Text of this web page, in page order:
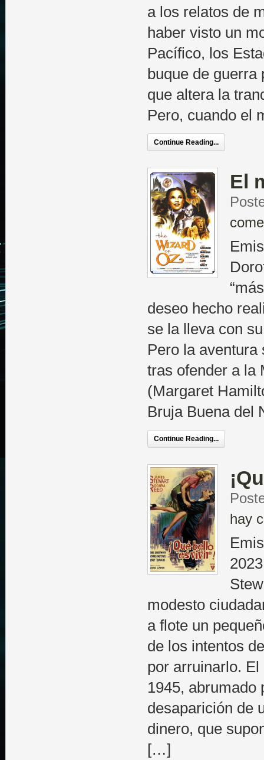
a los relatos de
haber visto un
Pacífico, los
buque de
que altera la
Pero, cuando el
Continue Reading...
El
deseo hecho
se la lleva con
Pero la aventura
tras ofender a la
(Margaret
Bruja Buena del
Continue Reading...
hay
modesto
a flote un
de los intentos
por arruinarlo.
1945, abrumado
desaparición de
dinero, que
[…]